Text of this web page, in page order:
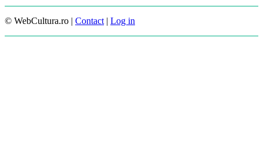
© WebCultura.ro | Contact | Log in